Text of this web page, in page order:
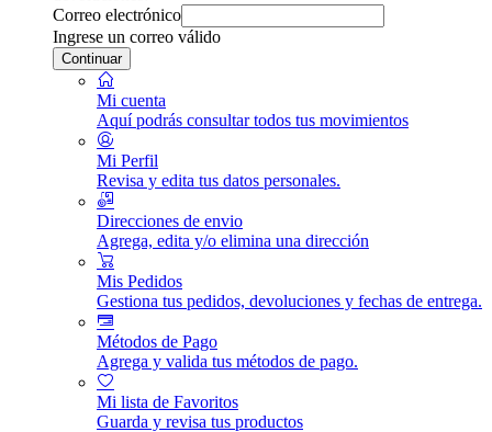
Correo electrónico
Ingrese un correo válido
Continuar
Mi cuenta
Aquí podrás consultar todos tus movimientos
Mi Perfil
Revisa y edita tus datos personales.
Direcciones de envio
Agrega, edita y/o elimina una dirección
Mis Pedidos
Gestiona tus pedidos, devoluciones y fechas de entrega.
Métodos de Pago
Agrega y valida tus métodos de pago.
Mi lista de Favoritos
Guarda y revisa tus productos